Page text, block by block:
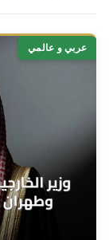
عربي و عالمي